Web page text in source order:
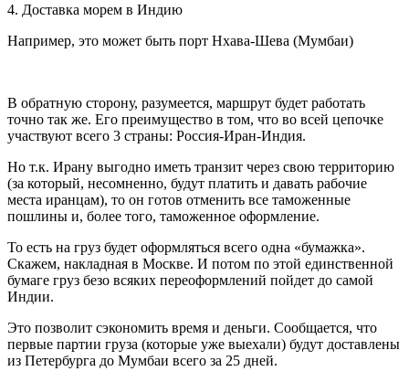
4. Доставка морем в Индию
Например, это может быть порт Нхава-Шева (Мумбаи)
В обратную сторону, разумеется, маршрут будет работать
точно так же. Его преимущество в том, что во всей цепочке
участвуют всего 3 страны: Россия-Иран-Индия.
Но т.к. Ирану выгодно иметь транзит через свою территорию
(за который, несомненно, будут платить и давать рабочие
места иранцам), то он готов отменить все таможенные
пошлины и, более того, таможенное оформление.
То есть на груз будет оформляться всего одна «бумажка».
Скажем, накладная в Москве. И потом по этой единственной
бумаге груз безо всяких переоформлений пойдет до самой
Индии.
Это позволит сэкономить время и деньги. Сообщается, что
первые партии груза (которые уже выехали) будут доставлены
из Петербурга до Мумбаи всего за 25 дней.